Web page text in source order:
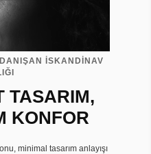
İSKANDİNAV
TASARIM,
KONFOR
minimal tasarım anlayışı